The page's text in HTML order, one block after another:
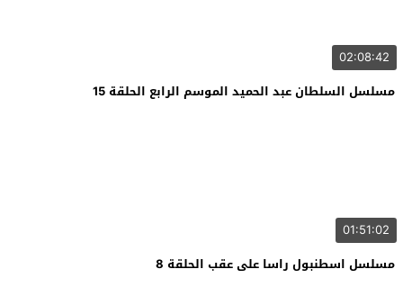
02:08:42
مسلسل السلطان عبد الحميد الموسم الرابع الحلقة 15
01:51:02
مسلسل اسطنبول راسا على عقب الحلقة 8